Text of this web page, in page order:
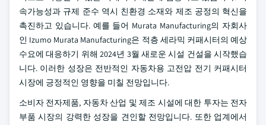
속가능성과 규제 준수 역시 친환경 소재와 제조 공정의 혁신을
촉진하고 있습니다. 예를 들어 Murata Manufacturing의 자회사
인 Izumo Murata Manufacturing은 적층 세라믹 커패시터의 예상
수요에 대응하기 위해 2024년 3월 새로운 시설 건설을 시작했습
니다. 이러한 성장은 전반적인 자동차용 고전압 전기 커패시터
시장에 긍정적인 영향을 미칠 전망입니다.
소비자 전자제품, 자동차 산업 및 제조 시설에 대한 투자는 전자
부품 시장의 강력한 성장을 견인할 전망입니다. 또한 업계에서